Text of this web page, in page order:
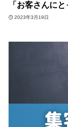
「お客さんに
2023年3月19日